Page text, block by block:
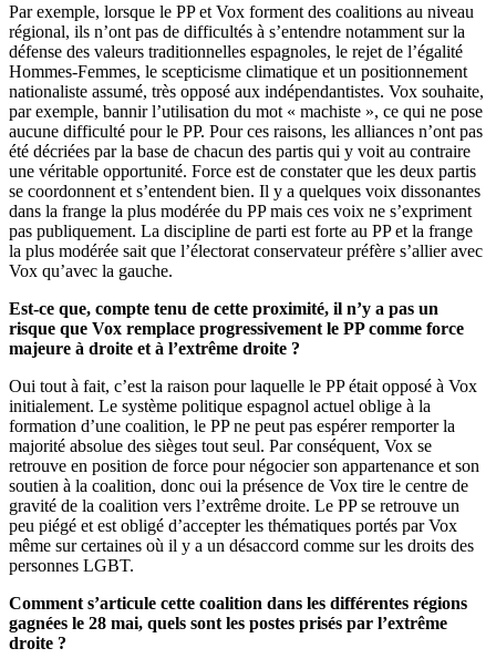
Par exemple, lorsque le PP et Vox forment des coalitions au niveau
régional, ils n’ont pas de difficultés à s’entendre notamment sur la
défense des valeurs traditionnelles espagnoles, le rejet de l’égalité
Hommes-Femmes, le scepticisme climatique et un positionnement
nationaliste assumé, très opposé aux indépendantistes. Vox souhaite,
par exemple, bannir l’utilisation du mot « machiste », ce qui ne pose
aucune difficulté pour le PP. Pour ces raisons, les alliances n’ont pas
été décriées par la base de chacun des partis qui y voit au contraire
une véritable opportunité. Force est de constater que les deux partis
se coordonnent et s’entendent bien. Il y a quelques voix dissonantes
dans la frange la plus modérée du PP mais ces voix ne s’expriment
pas publiquement. La discipline de parti est forte au PP et la frange
la plus modérée sait que l’électorat conservateur préfère s’allier avec
Vox qu’avec la gauche.
Est-ce que, compte tenu de cette proximité, il n’y a pas un
risque que Vox remplace progressivement le PP comme force
majeure à droite et à l’extrême droite ?
Oui tout à fait, c’est la raison pour laquelle le PP était opposé à Vox
initialement. Le système politique espagnol actuel oblige à la
formation d’une coalition, le PP ne peut pas espérer remporter la
majorité absolue des sièges tout seul. Par conséquent, Vox se
retrouve en position de force pour négocier son appartenance et son
soutien à la coalition, donc oui la présence de Vox tire le centre de
gravité de la coalition vers l’extrême droite. Le PP se retrouve un
peu piégé et est obligé d’accepter les thématiques portés par Vox
même sur certaines où il y a un désaccord comme sur les droits des
personnes LGBT.
Comment s’articule cette coalition dans les différentes régions
gagnées le 28 mai, quels sont les postes prisés par l’extrême
droite ?